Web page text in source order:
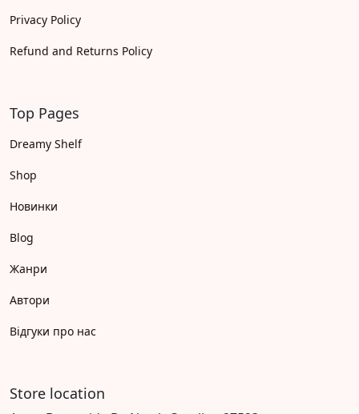
Privacy Policy
Refund and Returns Policy
Top Pages
Dreamy Shelf
Shop
Новинки
Blog
Жанри
Автори
Відгуки про нас
Store location